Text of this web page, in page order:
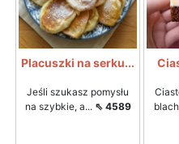
Placuszki na serku...
Jeśli szukasz pomysłu
na szybkie, a... ⇖ 4589